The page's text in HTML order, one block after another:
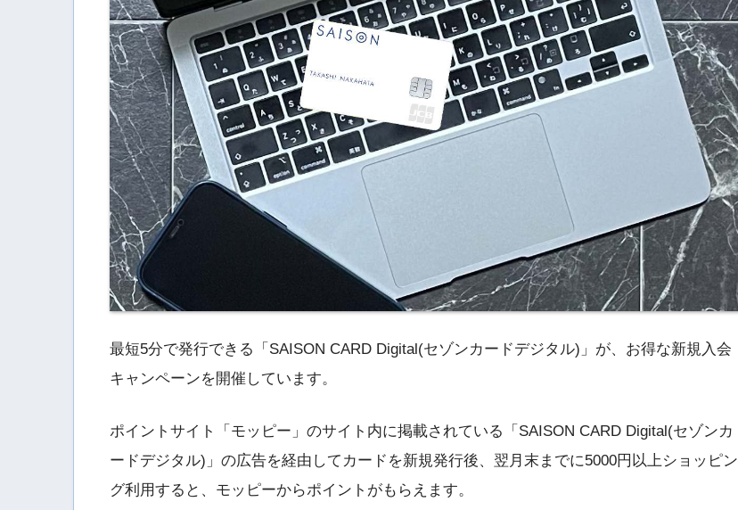
最短5分で発行できる「SAISON CARD Digital(セゾンカードデジタル)」が、お得な新規入会
キャンペーンを開催しています。
ポイントサイト「モッピー」のサイト内に掲載されている「SAISON CARD Digital(セゾンカ
ードデジタル)」の広告を経由してカードを新規発行後、翌月末までに5000円以上ショッピン
グ利用すると、モッピーからポイントがもらえます。